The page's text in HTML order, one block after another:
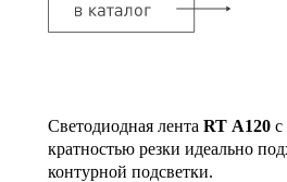
Светодиодная лента RT А120 с
кратностью резки идеально
контурной подсветки.